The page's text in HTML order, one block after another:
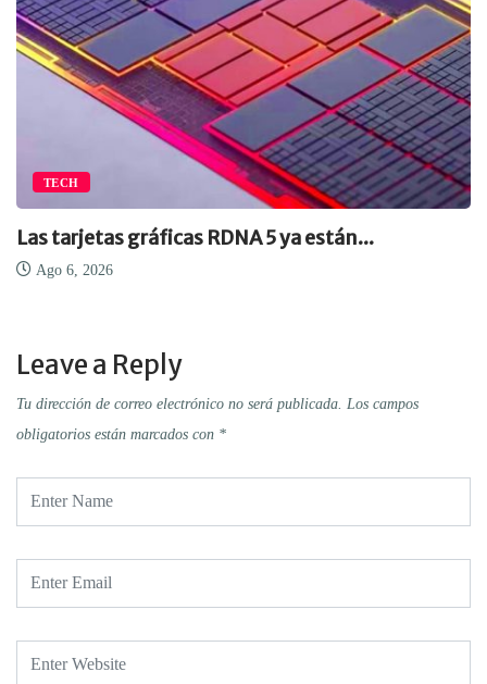
TECH
Las tarjetas gráficas RDNA 5 ya están...
Ago 6, 2026
Leave a Reply
Tu dirección de correo electrónico no será publicada. Los campos
obligatorios están marcados con *